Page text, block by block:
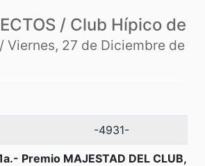
/ Club Hípico de
/ Viernes, 27 de Diciembre de
-4931-
Premio MAJESTAD DEL CLUB,